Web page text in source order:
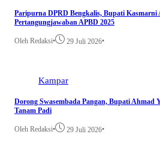
Paripurna DPRD Bengkalis, Bupati Kasmarni
Pertangungjawaban APBD 2025
Oleh Redaksi• 29 Juli 2026•
Kampar
Dorong Swasembada Pangan, Bupati Ahmad
Tanam Padi
Oleh Redaksi• 29 Juli 2026•